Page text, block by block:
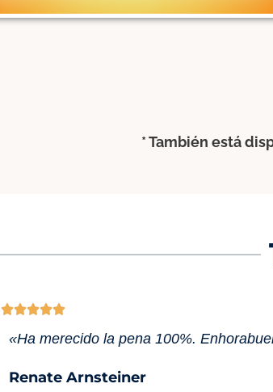
* También está

«Ha merecido la pena 100%.
Renate Arnsteiner